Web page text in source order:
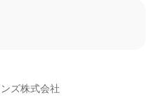
ズ株式会社